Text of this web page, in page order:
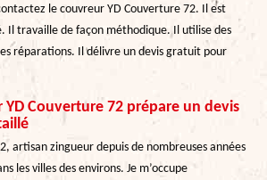
le couvreur YD Couverture 72. Il est
Il travaille de façon méthodique. Il utilise des
réparations. Il délivre un devis gratuit pour
YD Couverture 72 prépare un devis
artisan zingueur depuis de nombreuses années
les villes des environs. Je m’occupe